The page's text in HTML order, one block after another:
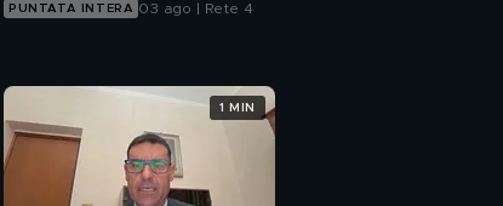
PUNTATA INTERA 03 ago | Rete 4
1 MIN